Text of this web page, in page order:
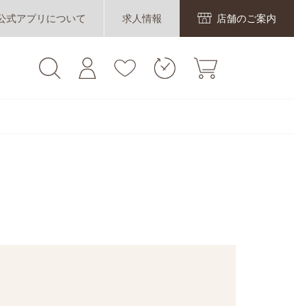
式アプリについて 求人情報 店舗のご案内